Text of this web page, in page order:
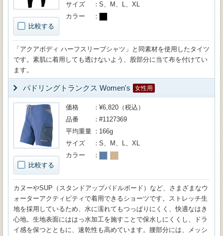
比較する
サイズ
S、M、L、XL
カラー
「アクアボディ ハーフスリーブシャツ」と同素材を使用したタイツ
です。素肌に着用しても透けないよう、股部分に当て布を付けてい
ます。
パドリングトランクス Women's 女性用
比較する
価格
¥6,820（税込）
品番
#1127369
平均重量
166g
サイズ
S、M、L、XL
カラー
カヌーやSUP（スタンドアップパドルボード）など、さまざまなウ
ォーターアクティビティで着用できるショーツです。ストレッチ生
地を採用しているため、水に濡れてもつっぱりにくく、快適なはき
心地。生地表面にははっ水加工を施すことで保水しにくくし、ドラ
イ感を保つとともに、速乾性も高めています。腰部分には、メッシ